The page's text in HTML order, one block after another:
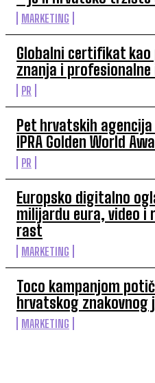
MARKETING
Globalni certifikat
znanja i
PR
Pet hrvatskih
IPRA Golden World
PR
Europsko digitalno
milijardu eura, video i
rast
MARKETING
Toco kampanjom
hrvatskog znakovnog
MARKETING